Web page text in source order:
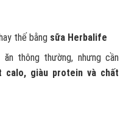
thế bằng sữa Herbalife
thông thường, nhưng cần
calo, giàu protein và chất